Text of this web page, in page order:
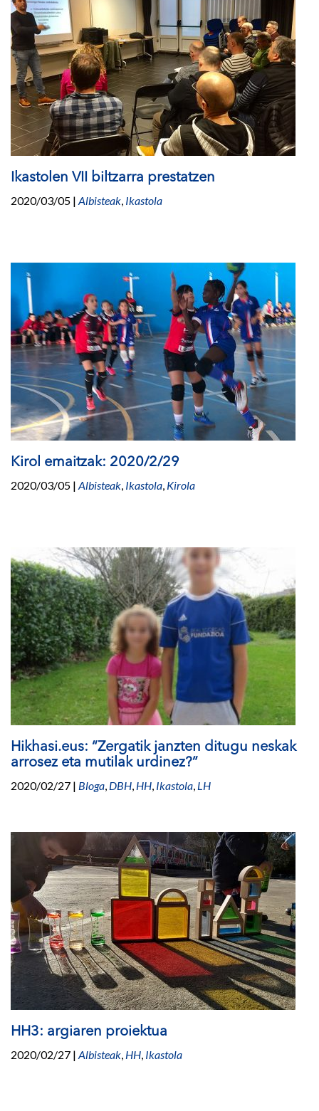
Ikastolen VII biltzarra prestatzen
2020/03/05 | Albisteak, Ikastola
Kirol emaitzak: 2020/2/29
2020/03/05 | Albisteak, Ikastola, Kirola
Hikhasi.eus: “Zergatik janzten ditugu neskak
arrosez eta mutilak urdinez?”
2020/02/27 | Bloga, DBH, HH, Ikastola, LH
HH3: argiaren proiektua
2020/02/27 | Albisteak, HH, Ikastola